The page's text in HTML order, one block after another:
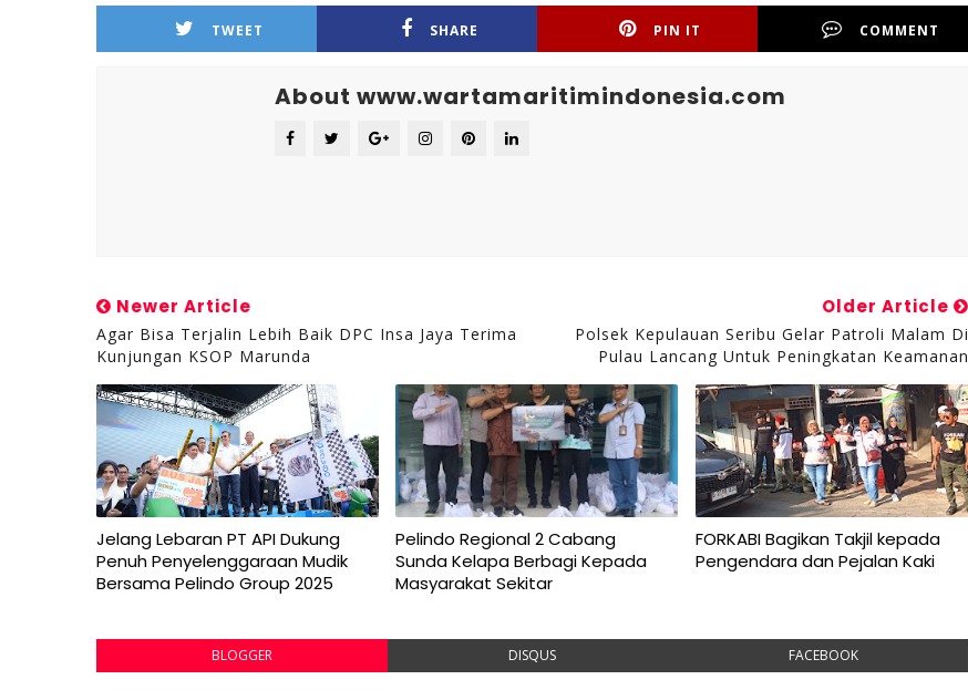
TWEET SHARE PIN IT COMMENT
About www.wartamaritimindonesia.com
Newer Article
Agar Bisa Terjalin Lebih Baik DPC Insa Jaya Terima
Kunjungan KSOP Marunda
Older Article
Polsek Kepulauan Seribu Gelar Patroli Malam Di
Pulau Lancang Untuk Peningkatan Keamanan
Jelang Lebaran PT API Dukung
Penuh Penyelenggaraan Mudik
Bersama Pelindo Group 2025
Pelindo Regional 2 Cabang
Sunda Kelapa Berbagi Kepada
Masyarakat Sekitar
FORKABI Bagikan Takjil kepada
Pengendara dan Pejalan Kaki
BLOGGER DISQUS FACEBOOK